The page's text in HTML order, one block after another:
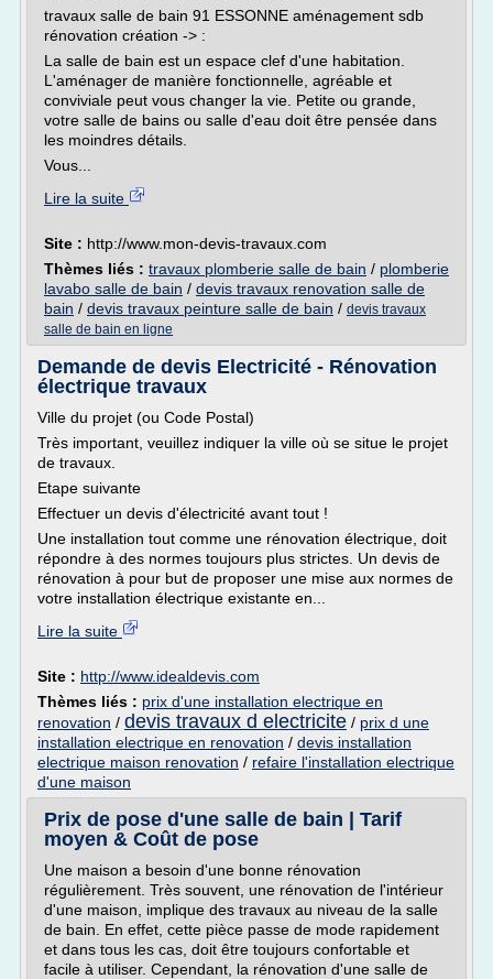
travaux salle de bain 91 ESSONNE aménagement sdb
rénovation création -> :
La salle de bain est un espace clef d'une habitation.
L'aménager de manière fonctionnelle, agréable et
conviviale peut vous changer la vie. Petite ou grande,
votre salle de bains ou salle d'eau doit être pensée dans
les moindres détails.
Vous...
Lire la suite
Site : http://www.mon-devis-travaux.com
Thèmes liés : travaux plomberie salle de bain / plomberie
lavabo salle de bain / devis travaux renovation salle de
bain / devis travaux peinture salle de bain / devis travaux
salle de bain en ligne
Demande de devis Electricité - Rénovation
électrique travaux
Ville du projet (ou Code Postal)
Très important, veuillez indiquer la ville où se situe le projet
de travaux.
Etape suivante
Effectuer un devis d'électricité avant tout !
Une installation tout comme une rénovation électrique, doit
répondre à des normes toujours plus strictes. Un devis de
rénovation à pour but de proposer une mise aux normes de
votre installation électrique existante en...
Lire la suite
Site : http://www.idealdevis.com
Thèmes liés : prix d'une installation electrique en
renovation / devis travaux d electricite / prix d une
installation electrique en renovation / devis installation
electrique maison renovation / refaire l'installation electrique
d'une maison
Prix de pose d'une salle de bain | Tarif
moyen & Coût de pose
Une maison a besoin d'une bonne rénovation
régulièrement. Très souvent, une rénovation de l'intérieur
d'une maison, implique des travaux au niveau de la salle
de bain. En effet, cette pièce passe de mode rapidement
et dans tous les cas, doit être toujours confortable et
facile à utiliser. Cependant, la rénovation d'une salle de